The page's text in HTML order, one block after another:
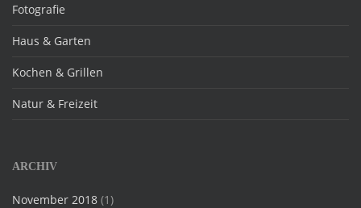
Fotografie
Haus & Garten
Kochen & Grillen
Natur & Freizeit
ARCHIV
November 2018 (1)